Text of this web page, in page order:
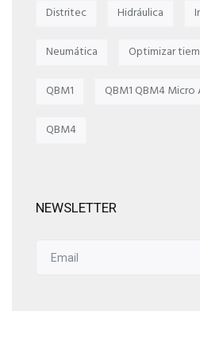
Distritec Hidráulica
Neumática Optimizar
QBM1 QBM1 QBM4
QBM4
NEWSLETTER